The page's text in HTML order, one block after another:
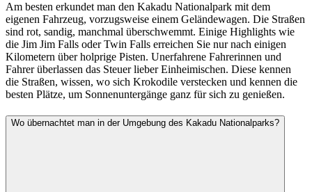
Am besten erkundet man den Kakadu Nationalpark mit dem
eigenen Fahrzeug, vorzugsweise einem Geländewagen. Die Straßen
sind rot, sandig, manchmal überschwemmt. Einige Highlights wie
die Jim Jim Falls oder Twin Falls erreichen Sie nur nach einigen
Kilometern über holprige Pisten. Unerfahrene Fahrerinnen und
Fahrer überlassen das Steuer lieber Einheimischen. Diese kennen
die Straßen, wissen, wo sich Krokodile verstecken und kennen die
besten Plätze, um Sonnenuntergänge ganz für sich zu genießen.
Wo übernachtet man in der Umgebung des Kakadu Nationalparks?